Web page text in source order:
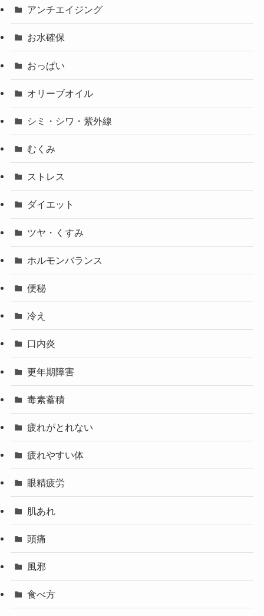
アンチエイジング
お水確保
おっぱい
オリーブオイル
シミ・シワ・紫外線
むくみ
ストレス
ダイエット
ツヤ・くすみ
ホルモンバランス
便秘
冷え
口内炎
更年期障害
毒素蓄積
疲れがとれない
疲れやすい体
眼精疲労
肌あれ
頭痛
風邪
食べ方